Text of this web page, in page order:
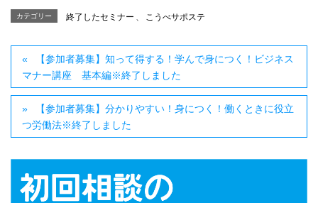
カテゴリー 終了したセミナー こうべサポステ
【参加者募集】知って得する！学んで身につく！ビジネス
マナー講座 基本編※終了しました
【参加者募集】分かりやすい！身につく！働くときに役立
つ労働法※終了しました